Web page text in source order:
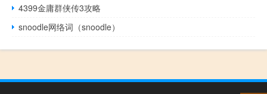
4399金庸群侠传3攻略
snoodle网络词（snoodle）